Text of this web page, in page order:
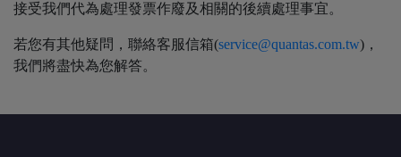
接受我們代為處理發票作廢及相關的後續處理事宜。
若您有其他疑問，聯絡客服信箱(service@quantas.com.tw)，
我們將盡快為您解答。